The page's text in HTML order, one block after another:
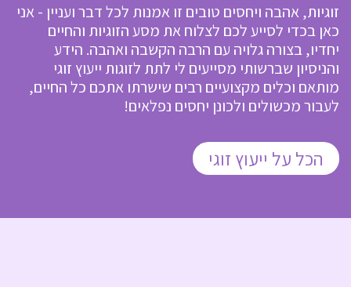
זוגיות, אהבה ויחסים טובים זו אמנות לכל דבר ועניין - אני
כאן בכדי לסייע לכם לצלוח את מסע הזוגיות והחיים
יחדיו, בצורה גלויה עם הרבה הקשבה ואהבה. הידע
והניסיון שברשותי מסייעים לי לתת לזוגות ייעוץ זוגי
מותאם וכלים מקצועיים רבים שישרתו אתכם כל החיים,
לעבור מכשולים ולכונן יחסים נפלאים!
הכל על ייעוץ זוגי